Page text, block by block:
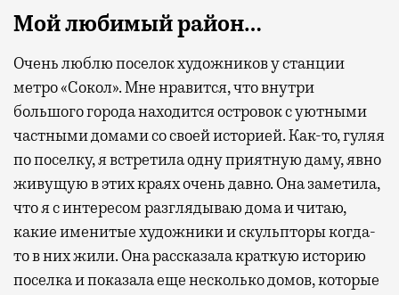
Мой любимый район…
Очень люблю поселок художников у станции
метро «Сокол». Мне нравится, что внутри
большого города находится островок с уютными
частными домами со своей историей. Как-то, гуляя
по поселку, я встретила одну приятную даму, явно
живущую в этих краях очень давно. Она заметила,
что я с интересом разглядываю дома и читаю,
какие именитые художники и скульпторы когда-
то в них жили. Она рассказала краткую историю
поселка и показала еще несколько домов, которые